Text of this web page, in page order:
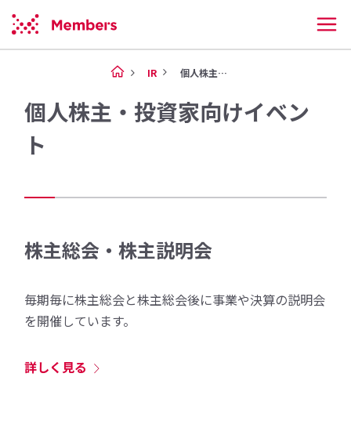
IR 個人株主・投資家向けイベント
個人株主・投資家向けイベン
ト
株主総会・株主説明会
毎期毎に株主総会と株主総会後に事業や決算の説明会
を開催しています。
詳しく見る